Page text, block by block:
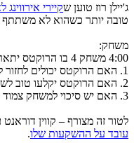
ג'יילן רוז טוען שקיירי
טובה יותר כשהוא לא משתתף
משחק:
4:00 משחק 4 בו הרוקטס יתארחו באוקלנד אצל גולדן סטייט. הליין של וגאס +8.5 לגולדן סטייט. מה אתם אומרים:
1. האם הרוקטס יכולים לחזור ל-2-2?
2. האם הרוקטס יקלעו טוב לשלוש גם מחוץ לבית?
3. האם יש סיכוי למשחק צמוד בסדרה הזו?
לטור זה מצורף – קווין דוראנט עבר לאוקלנד לא
עובד על ההשקעות שלו.